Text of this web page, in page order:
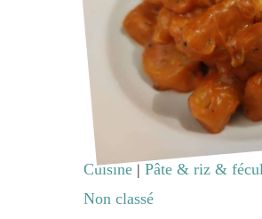
œuf
poché
Cuisine | Pâte & riz &
Non classé